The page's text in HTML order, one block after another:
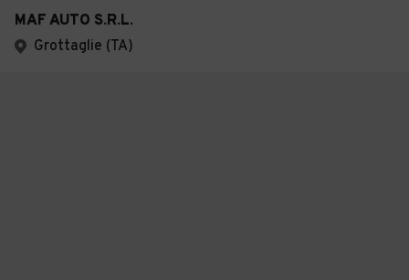
MAF AUTO S.R.L.
Grottaglie (TA)